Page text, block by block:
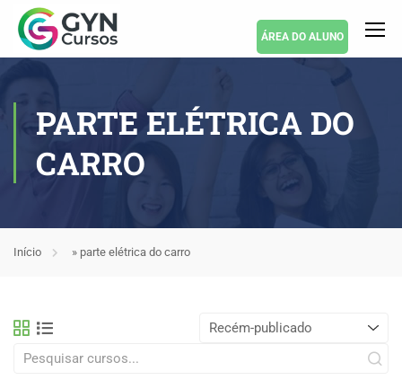
ÁREA DO ALUNO
PARTE ELÉTRICA DO
CARRO
Início » parte elétrica do carro